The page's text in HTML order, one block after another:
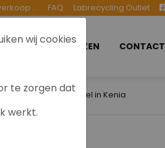
wij cookies
te zorgen dat
werkt.
... FAQ Labrecycling Outlet
ONS BEURZEN CONTACT
en operationeel in Kenia